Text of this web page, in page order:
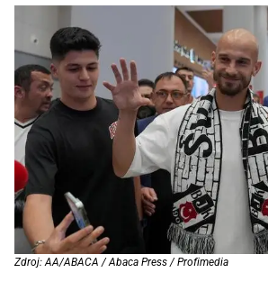
Zdroj: AA/ABACA / Abaca Press / Profimedia